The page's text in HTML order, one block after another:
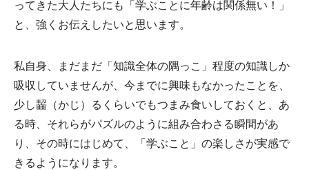
ってきた大人たちにも「学ぶことに年齢は関係無い！」
と、強くお伝えしたいと思います。
私自身、まだまだ「知識全体の隅っこ」程度の知識しか
吸収していませんが、今までに興味もなかったことを、
少し齧（かじ）るくらいでもつまみ食いしておくと、あ
る時、それらがパズルのように組み合わさる瞬間があ
り、その時にはじめて、「学ぶこと」の楽しさが実感で
きるようになります。